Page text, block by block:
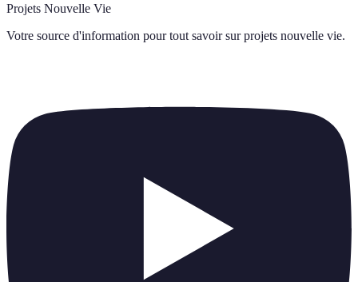
Projets Nouvelle Vie
Votre source d'information pour tout savoir sur projets nouvelle vie.